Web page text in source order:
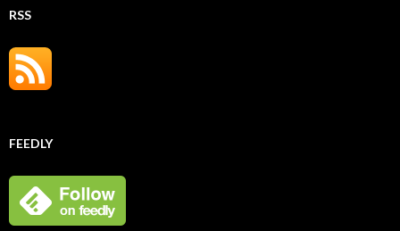
RSS
FEEDLY